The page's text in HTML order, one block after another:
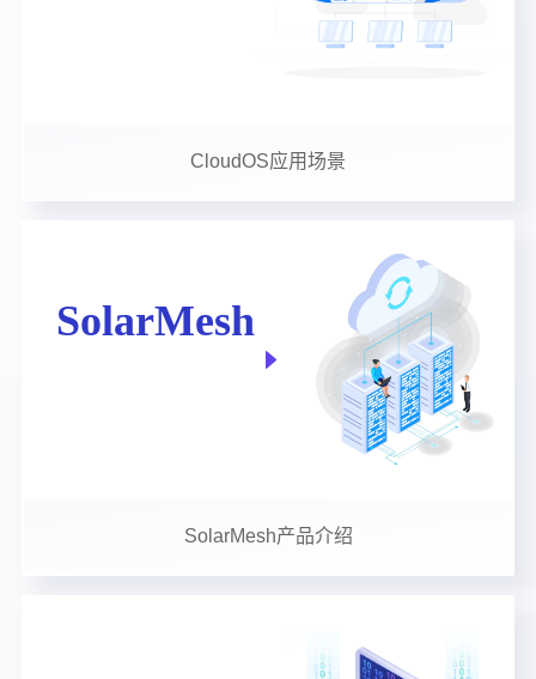
CloudOS应用场景
SolarMesh产品介绍